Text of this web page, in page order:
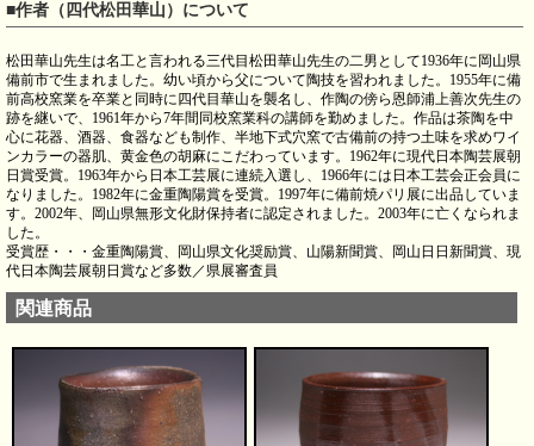
■作者（四代松田華山）について
松田華山先生は名工と言われる三代目松田華山先生の二男として1936年に岡山県
備前市で生まれました。幼い頃から父について陶技を習われました。1955年に備
前高校窯業を卒業と同時に四代目華山を襲名し、作陶の傍ら恩師浦上善次先生の
跡を継いで、1961年から7年間同校窯業科の講師を勤めました。作品は茶陶を中
心に花器、酒器、食器なども制作、半地下式穴窯で古備前の持つ土味を求めワイ
ンカラーの器肌、黄金色の胡麻にこだわっています。1962年に現代日本陶芸展朝
日賞受賞。1963年から日本工芸展に連続入選し、1966年には日本工芸会正会員に
なりました。1982年に金重陶陽賞を受賞。1997年に備前焼パリ展に出品していま
す。2002年、岡山県無形文化財保持者に認定されました。2003年に亡くなられま
した。
受賞歴・・・金重陶陽賞、岡山県文化奨励賞、山陽新聞賞、岡山日日新聞賞、現
代日本陶芸展朝日賞など多数／県展審査員
関連商品